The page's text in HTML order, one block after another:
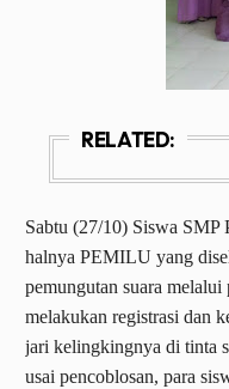
RELATED:
Sabtu (27/10) Siswa
halnya PEMILU yang
pemungutan suara
melakukan registrasi dan
jari kelingkingnya di tinta
usai pencoblosan, para